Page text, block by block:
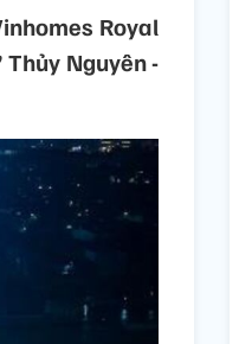
Royal
Nguyên -